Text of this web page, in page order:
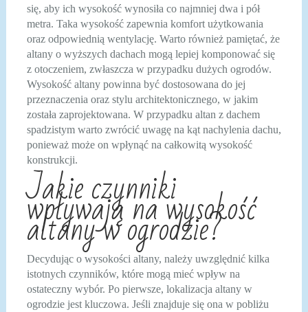
się, aby ich wysokość wynosiła co najmniej dwa i pół
metra. Taka wysokość zapewnia komfort użytkowania
oraz odpowiednią wentylację. Warto również pamiętać, że
altany o wyższych dachach mogą lepiej komponować się
z otoczeniem, zwłaszcza w przypadku dużych ogrodów.
Wysokość altany powinna być dostosowana do jej
przeznaczenia oraz stylu architektonicznego, w jakim
została zaprojektowana. W przypadku altan z dachem
spadzistym warto zwrócić uwagę na kąt nachylenia dachu,
ponieważ może on wpłynąć na całkowitą wysokość
konstrukcji.
Jakie czynniki
wpływają na wysokość
altany w ogrodzie?
Decydując o wysokości altany, należy uwzględnić kilka
istotnych czynników, które mogą mieć wpływ na
ostateczny wybór. Po pierwsze, lokalizacja altany w
ogrodzie jest kluczowa. Jeśli znajduje się ona w pobliżu